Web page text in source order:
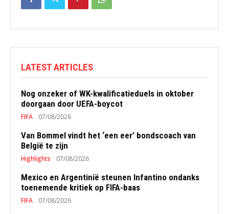
LATEST ARTICLES
Nog onzeker of WK-kwalificatieduels in oktober
doorgaan door UEFA-boycot
FIFA 07/08/2026
Van Bommel vindt het ‘een eer’ bondscoach van
België te zijn
Highlights 07/08/2026
Mexico en Argentinië steunen Infantino ondanks
toenemende kritiek op FIFA-baas
FIFA 07/08/2026